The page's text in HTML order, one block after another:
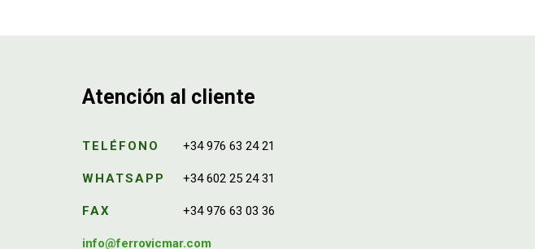
Atención al cliente
TELÉFONO +34 976 63 24 21
WHATSAPP +34 602 25 24 31
FAX +34 976 63 03 36
info@ferrovicmar.com